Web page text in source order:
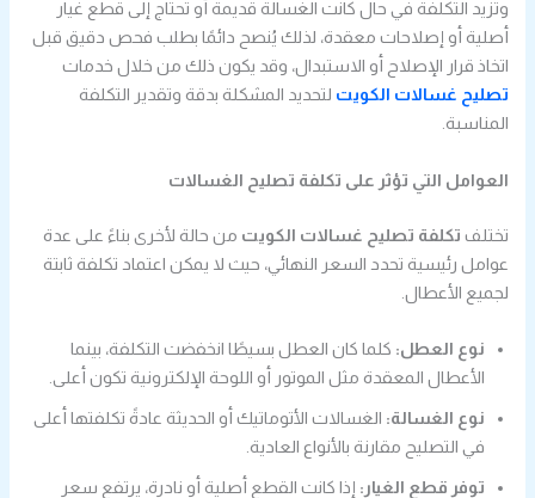
وتزيد التكلفة في حال كانت الغسالة قديمة أو تحتاج إلى قطع غيار
أصلية أو إصلاحات معقدة، لذلك يُنصح دائمًا بطلب فحص دقيق قبل
اتخاذ قرار الإصلاح أو الاستبدال، وقد يكون ذلك من خلال خدمات
تصليح غسالات الكويت لتحديد المشكلة بدقة وتقدير التكلفة
المناسبة.
العوامل التي تؤثر على تكلفة تصليح الغسالات
تختلف تكلفة تصليح غسالات الكويت من حالة لأخرى بناءً على عدة
عوامل رئيسية تحدد السعر النهائي، حيث لا يمكن اعتماد تكلفة ثابتة
لجميع الأعطال.
نوع العطل: كلما كان العطل بسيطًا انخفضت التكلفة، بينما
الأعطال المعقدة مثل الموتور أو اللوحة الإلكترونية تكون أعلى.
نوع الغسالة: الغسالات الأتوماتيك أو الحديثة عادةً تكلفتها أعلى
في التصليح مقارنة بالأنواع العادية.
توفر قطع الغيار: إذا كانت القطع أصلية أو نادرة، يرتفع سعر